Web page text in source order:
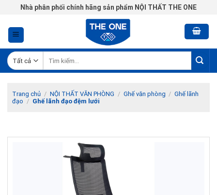
Chuyển
nội
dung
Nhà phân phối chính hãng sản phẩm NỘI THẤT THE ONE
kiếm:
Trang chủ / NỘI THẤT VĂN PHÒNG / Ghế văn phòng / Ghế lãnh
đạo / Ghế lãnh đạo đệm lưới